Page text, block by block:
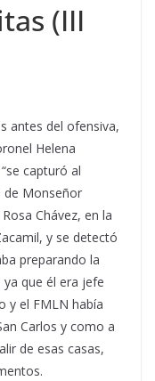
(III
antes del ofensiva,
Helena
capturó al
de Monseñor
Chávez, en la
y se detectó
preparando la
que él era jefe
y el FMLN había
Carlos y como a
de esas casas,